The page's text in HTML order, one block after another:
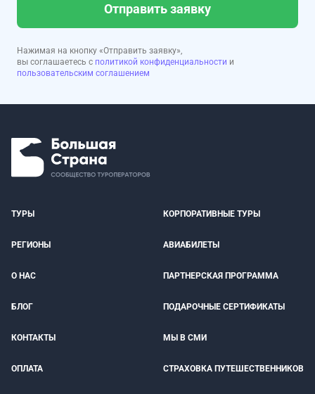
Отправить заявку
Нажимая на кнопку «Отправить заявку»,
вы соглашаетесь с политикой конфиденциальности и
пользовательским соглашением
ТУРЫ КОРПОРАТИВНЫЕ ТУРЫ
РЕГИОНЫ АВИАБИЛЕТЫ
О НАС ПАРТНЕРСКАЯ ПРОГРАММА
БЛОГ ПОДАРОЧНЫЕ СЕРТИФИКАТЫ
КОНТАКТЫ МЫ В СМИ
ОПЛАТА СТРАХОВКА ПУТЕШЕСТВЕННИКОВ